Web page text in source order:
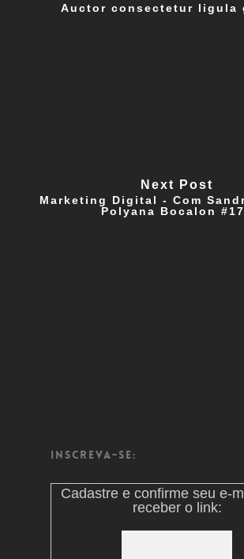
Auctor consectetur ligula
Next Post
Marketing Digital - Com
Polyana Bocalon
Inscreva-se:
Cadastre e confirme seu e-
receber o link: